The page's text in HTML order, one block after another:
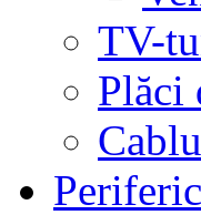
TV-
Plăci